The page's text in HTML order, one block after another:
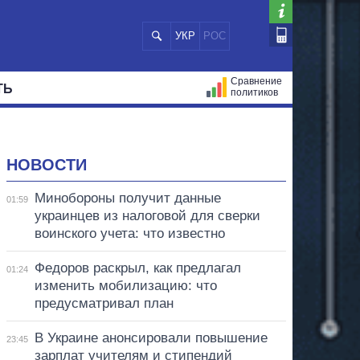
УКР РОС
Сравнение
политиков
НОВОСТИ
01:59
Минобороны получит данные
украинцев из налоговой для сверки
воинского учета: что известно
01:24
Федоров раскрыл, как предлагал
изменить мобилизацию: что
предусматривал план
23:45
В Украине анонсировали повышение
зарплат учителям и стипендий